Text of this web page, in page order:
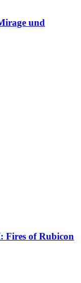
und
Fires of Rubicon